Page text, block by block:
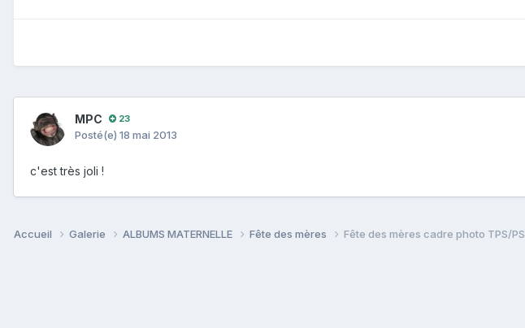
MPC 23
Posté(e) 18 mai 2013
c'est très joli !
Accueil Galerie ALBUMS MATERNELLE Fête des mères Fête des mères cadre photo TPS/PS